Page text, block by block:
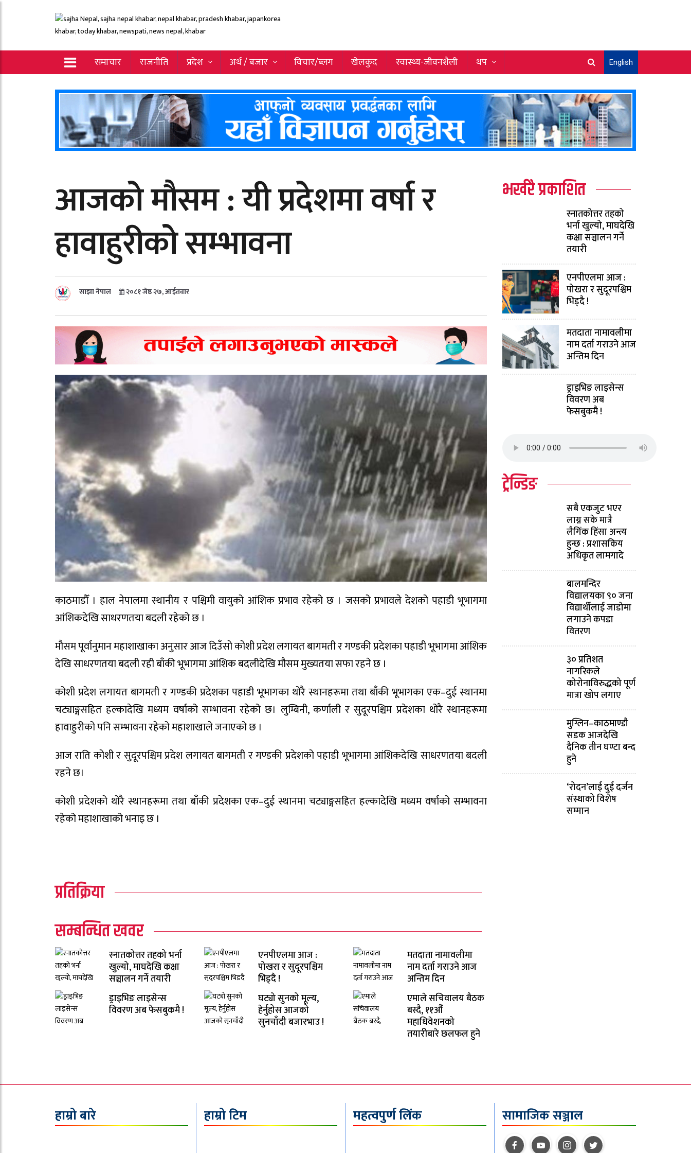
समाचार राजनीति प्रदेश अर्थ / बजार विचार/ब्लग खेलकुद स्वास्थ्य-जीवनशैली थप English
आजको मौसम : यी प्रदेशमा वर्षा र
हावाहुरीको सम्भावना
साझा नेपाल २०८१ जेष्ठ २७, आईतवार
काठमाडौँ । हाल नेपालमा स्थानीय र पश्चिमी वायुको आंशिक प्रभाव रहेको छ । जसको प्रभावले देशको पहाडी भूभागमा
आंशिकदेखि साधरणतया बदली रहेको छ ।
मौसम पूर्वानुमान महाशाखाका अनुसार आज दिउँसो कोशी प्रदेश लगायत बागमती र गण्डकी प्रदेशका पहाडी भूभागमा आंशिक
देखि साधरणतया बदली रही बाँकी भूभागमा आंशिक बदलीदेखि मौसम मुख्यतया सफा रहने छ ।
कोशी प्रदेश लगायत बागमती र गण्डकी प्रदेशका पहाडी भूभागका थोरै स्थानहरूमा तथा बाँकी भूभागका एक–दुई स्थानमा
चट्याङ्गसहित हल्कादेखि मध्यम वर्षाको सम्भावना रहेको छ। लुम्बिनी, कर्णाली र सुदूरपश्चिम प्रदेशका थोरै स्थानहरूमा
हावाहुरीको पनि सम्भावना रहेको महाशाखाले जनाएको छ ।
आज राति कोशी र सुदूरपश्चिम प्रदेश लगायत बागमती र गण्डकी प्रदेशको पहाडी भूभागमा आंशिकदेखि साधरणतया बदली
रहने छ।
कोशी प्रदेशको थोरै स्थानहरूमा तथा बाँकी प्रदेशका एक–दुई स्थानमा चट्याङ्गसहित हल्कादेखि मध्यम वर्षाको सम्भावना
रहेको महाशाखाको भनाइ छ ।
प्रतिक्रिया
सम्बन्धित खवर
स्नातकोत्तर तहको भर्ना
खुल्यो, माघदेखि कक्षा
सञ्चालन गर्ने तयारी
एनपीएलमा आज :
पोखरा र सुदूरपश्चिम
भिड्दै !
मतदाता नामावलीमा
नाम दर्ता गराउने आज
अन्तिम दिन
ड्राइभिङ लाइसेन्स
विवरण अब फेसबुकमै !
घट्यो सुनको मूल्य,
हेर्नुहोस आजको
सुनचाँदी बजारभाउ !
एमाले सचिवालय बैठक
बस्दै, ११औँ
महाधिवेशनको
तयारीबारे छलफल हुने
भर्खरै प्रकाशित
स्नातकोत्तर तहको
भर्ना खुल्यो, माघदेखि
कक्षा सञ्चालन गर्ने
तयारी
एनपीएलमा आज :
पोखरा र सुदूरपश्चिम
भिड्दै !
मतदाता नामावलीमा
नाम दर्ता गराउने आज
अन्तिम दिन
ड्राइभिङ लाइसेन्स
विवरण अब
फेसबुकमै !
ट्रेन्डिङ
सबै एकजुट भएर
लाग्न सके मात्रै
लैगिंक हिंसा अन्त्य
हुन्छ : प्रशासकिय
अधिकृत लामगादे
बालमन्दिर
विद्यालयका ९० जना
विद्यार्थीलाई जाडोमा
लगाउने कपडा
वितरण
३० प्रतिशत
नागरिकले
कोरोनाविरुद्धको पूर्ण
मात्रा खोप लगाए
मुग्लिन–काठमाण्डौ
सडक आजदेखि
दैनिक तीन घण्टा बन्द
हुने
‘रोदन’लाई दुई दर्जन
संस्थाको विशेष
सम्मान
हाम्रो बारे हाम्रो टिम महत्वपुर्ण लिंक सामाजिक सञ्जाल